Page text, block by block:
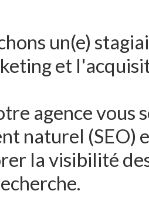
un(e)
et
agence vous
naturel (SEO)
la visibilité